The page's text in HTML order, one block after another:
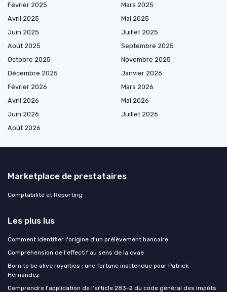
Février 2025
Mars 2025
Avril 2025
Mai 2025
Juin 2025
Juillet 2025
Août 2025
Septembre 2025
Octobre 2025
Novembre 2025
Décembre 2025
Janvier 2026
Février 2026
Mars 2026
Avril 2026
Mai 2026
Juin 2026
Juillet 2026
Août 2026
Marketplace de prestataires
Comptabilité et Reporting
Les plus lus
Comment identifier l'origine d'un prélèvement bancaire
Compréhension de l'effectif au sens de la cvae
Born to be alive royalties : une fortune inattendue pour Patrick
Hernandez
Comprendre l'application de l'article 283-2 du code général des impôts